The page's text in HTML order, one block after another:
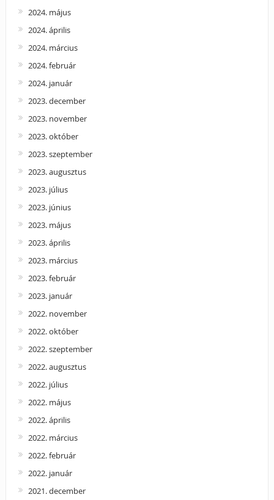
2024. május
2024. április
2024. március
2024. február
2024. január
2023. december
2023. november
2023. október
2023. szeptember
2023. augusztus
2023. július
2023. június
2023. május
2023. április
2023. március
2023. február
2023. január
2022. november
2022. október
2022. szeptember
2022. augusztus
2022. július
2022. május
2022. április
2022. március
2022. február
2022. január
2021. december